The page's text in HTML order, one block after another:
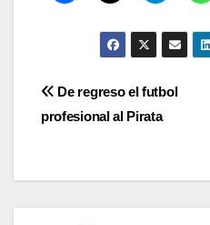
Navegación
de
entradas
De regreso el futbol
profesional al Pirata